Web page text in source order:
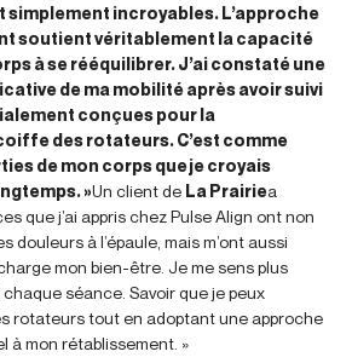
incroyables. L’approche
soutient véritablement la capacité
à se rééquilibrer. J’ai constaté une
de ma mobilité après avoir suivi
conçues pour la
des rotateurs. C’est comme
de mon corps que je croyais
»Un client de La Prairiea
que j’ai appris chez Pulse Align ont non
douleurs à l’épaule, mais m’ont aussi
mon bien-être. Je me sens plus
séance. Savoir que je peux
rotateurs tout en adoptant une approche
à mon rétablissement. »